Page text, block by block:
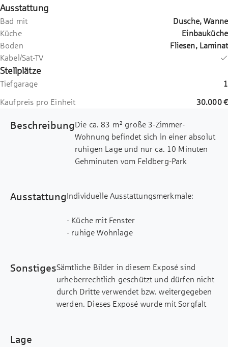
Ausstattung
Bad mit
Dusche, Wanne
Küche
Einbauküche
Boden
Fliesen, Laminat
Kabel/Sat-TV
Stellplätze
Tiefgarage 1
Kaufpreis pro Einheit 30.000 €
BeschreibungDie ca. 83 m² große 3-Zimmer-
Wohnung befindet sich in einer absolut
ruhigen Lage und nur ca. 10 Minuten
Gehminuten vom Feldberg-Park
im Jahr 2020 in gesunder
errichtet. Die Wohnung liegt im 1. Stock
und verfügt neben dem großen Ess-/
Bad mit Badewanne, Dusche,
Waschbecken und WC. Praktisch ist das
zusätzliche Gäste-WC. Ein großer
Südostbalkon rundet das Angebot ab.
AusstattungIndividuelle Ausstattungsmerkmale:
- Küche mit Fenster
- ruhige Wohnlage
- Wasch-/ Trockenraum
SonstigesSämtliche Bilder in diesem Exposé sind
urheberrechtlich geschützt und dürfen nicht
durch Dritte verwendet bzw. weitergegeben
werden. Dieses Exposé wurde mit Sorgfalt
Lage